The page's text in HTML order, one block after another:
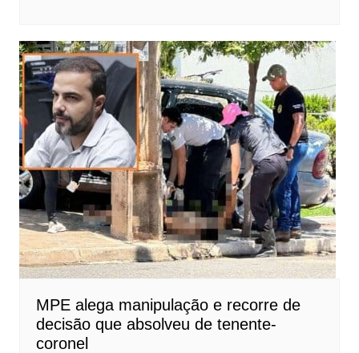
MPE alega manipulação e recorre de
decisão que absolveu de tenente-
coronel